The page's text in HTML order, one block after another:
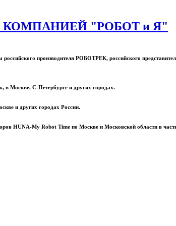
"РОБОТ и Я"
производителя РОБОТРЕК, российского
в Москве, С-Петербурге и других городах.
и других городах России.
HUNA-My Robot Time по Москве и Московской области в